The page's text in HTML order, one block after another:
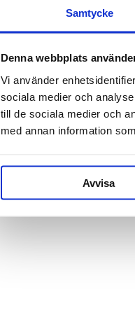
Samtycke
Denna webbplats
Vi använder
sociala medier och
till de sociala medier och
med annan information
Avvisa
Brewtools
Silikonpackning 34 mm TC
DN20 Brewtools
€1.71